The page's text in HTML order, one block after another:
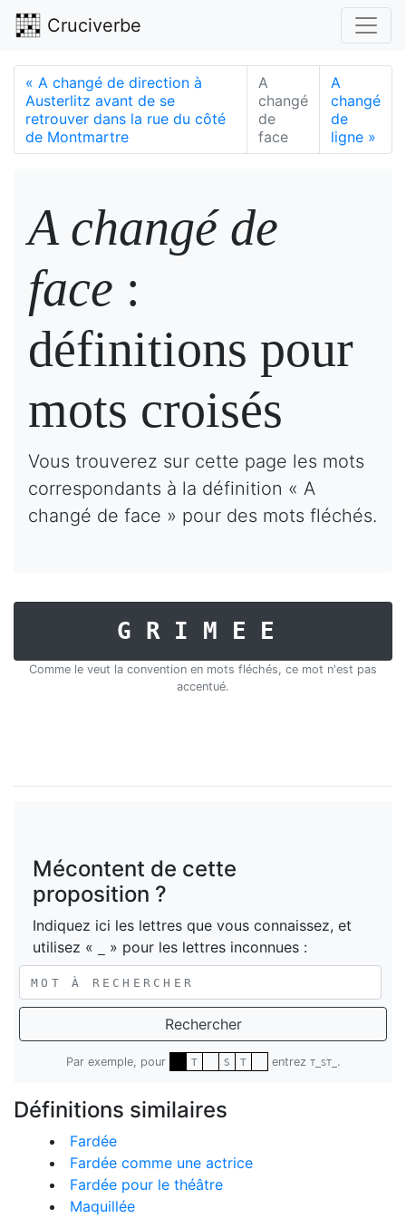
Cruciverbe
« A changé de direction à
Austerlitz avant de se
retrouver dans la rue du côté
de Montmartre
A
changé
de
face
A
changé
de
ligne »
A changé de
face :
définitions pour
mots croisés
Vous trouverez sur cette page les mots
correspondants à la définition « A
changé de face » pour des mots fléchés.
GRIMEE
Comme le veut la convention en mots fléchés, ce mot n'est pas
accentué.
Mécontent de cette
proposition ?
Indiquez ici les lettres que vous connaissez, et
utilisez «
» pour les lettres inconnues :
Rechercher
Par exemple, pour T S T entrez T_ST_ .
Définitions similaires
Fardée
Fardée comme une actrice
Fardée pour le théâtre
Maquillée